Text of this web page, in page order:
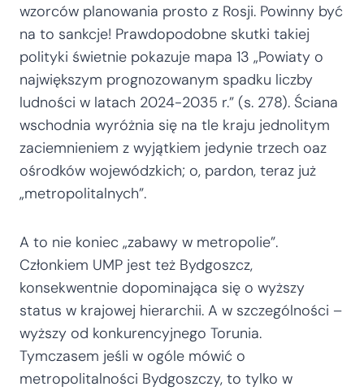
wzorców planowania prosto z Rosji. Powinny być
na to sankcje! Prawdopodobne skutki takiej
polityki świetnie pokazuje mapa 13 „Powiaty o
największym prognozowanym spadku liczby
ludności w latach 2024-2035 r.” (s. 278). Ściana
wschodnia wyróżnia się na tle kraju jednolitym
zaciemnieniem z wyjątkiem jedynie trzech oaz
ośrodków wojewódzkich; o, pardon, teraz już
„metropolitalnych”.
A to nie koniec „zabawy w metropolie”.
Członkiem UMP jest też Bydgoszcz,
konsekwentnie dopominająca się o wyższy
status w krajowej hierarchii. A w szczególności –
wyższy od konkurencyjnego Torunia.
Tymczasem jeśli w ogóle mówić o
metropolitalności Bydgoszczy, to tylko w